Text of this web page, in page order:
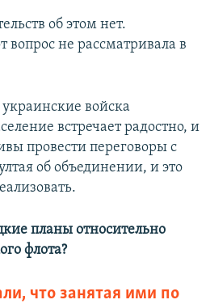
об этом нет.
вопрос не рассматривала в
войска
встречает радостно, и
провести переговоры с
об объединении, и это
планы относительно
флота?
что занятая ими по